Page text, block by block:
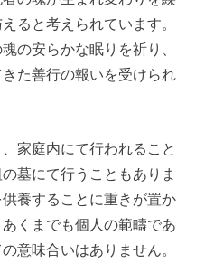
ると考えられています。
の安らかな眠りを祈り、
た善行の報いを受けられ
家庭内にて行われること
墓にて行うこともありま
養することに重きが置か
くまでも個人の範疇であ
意味合いはありません。